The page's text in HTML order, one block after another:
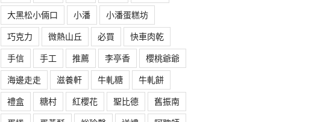
大黑松小倆口
小潘
小潘蛋糕坊
巧克力
微熱山丘 必買
快車肉乾
手信
手工 推薦 李亭香
櫻桃爺爺
海邊走走
滋養軒 牛軋糖
牛軋餅
禮盒
糖村 紅櫻花 聖比德
舊振南